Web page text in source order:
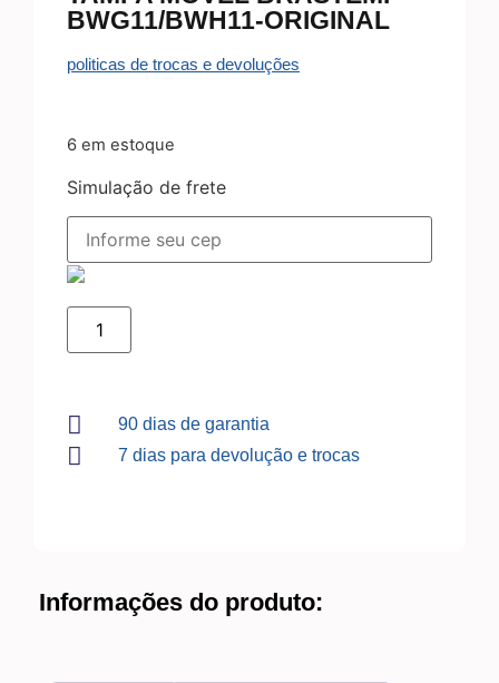
BWG11/BWH11-ORIGINAL
politicas de trocas e devoluções
6 em estoque
Simulação de frete
90 dias de garantia
7 dias para devolução e trocas
Informações do produto: